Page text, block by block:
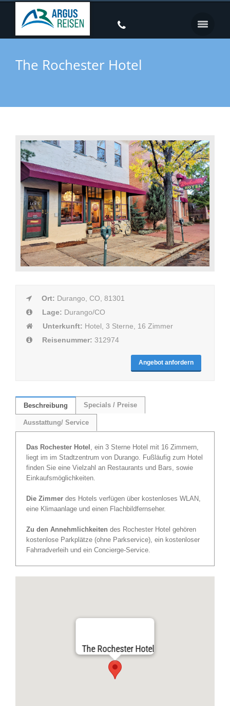
The Rochester Hotel
Ort: Durango, CO, 81301
Lage: Durango/CO
Unterkunft: Hotel, 3 Sterne, 16 Zimmer
Reisenummer: 312974
Angebot anfordern
Beschreibung Specials / Preise
Ausstattung/ Service
Das Rochester Hotel , ein 3 Sterne Hotel mit 16 Zimmern,
liegt im im Stadtzentrum von Durango. Fußläufig zum Hotel
finden Sie eine Vielzahl an Restaurants und Bars, sowie
Einkaufsmöglichkeiten.
Die Zimmer des Hotels verfügen über kostenloses WLAN,
eine Klimaanlage und einen Flachbildfernseher.
Zu den Annehmlichkeiten des Rochester Hotel gehören
kostenlose Parkplätze (ohne Parkservice), ein kostenloser
Fahrradverleih und ein Concierge-Service.
The Rochester Hotel